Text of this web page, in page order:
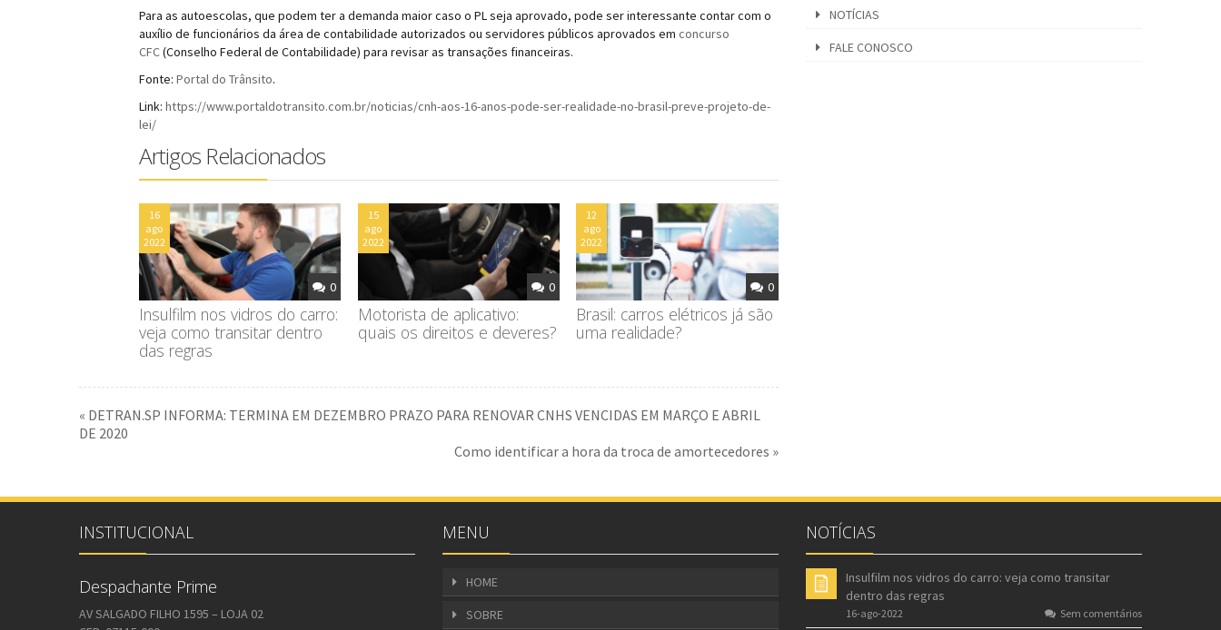
Para as autoescolas, que podem ter a demanda maior caso o PL seja aprovado, pode ser interessante contar com o
auxílio de funcionários da área de contabilidade autorizados ou servidores públicos aprovados em concurso
CFC(Conselho Federal de Contabilidade) para revisar as transações financeiras.
Fonte: Portal do Trânsito.
Link: https://www.portaldotransito.com.br/noticias/cnh-aos-16-anos-pode-ser-realidade-no-brasil-preve-projeto-de-
lei/
Artigos Relacionados
16
ago
2022
0
Insulfilm nos vidros do carro:
veja como transitar dentro
das regras
15
ago
2022
0
Motorista de aplicativo:
quais os direitos e deveres?
12
ago
2022
0
Brasil: carros elétricos já são
uma realidade?
« DETRAN.SP INFORMA: TERMINA EM DEZEMBRO PRAZO PARA RENOVAR CNHS VENCIDAS EM MARÇO E ABRIL
DE 2020
Como identificar a hora da troca de amortecedores »
NOTÍCIAS
FALE CONOSCO
INSTITUCIONAL
Despachante Prime
AV SALGADO FILHO 1595 – LOJA 02
MENU
HOME
SOBRE
NOTÍCIAS
Insulfilm nos vidros do carro: veja como transitar
dentro das regras
16-ago-2022 Sem comentários